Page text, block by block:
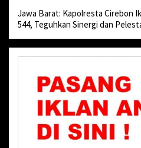
Jawa Barat: Kapolresta Cirebon
544, Teguhkan Sinergi dan